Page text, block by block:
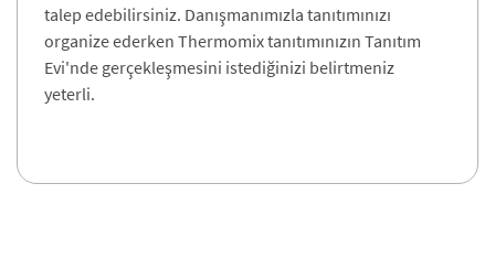
talep edebilirsiniz. Danışmanımızla tanıtımınızı
organize ederken Thermomix tanıtımınızın Tanıtım
Evi'nde gerçekleşmesini istediğinizi belirtmeniz
yeterli.